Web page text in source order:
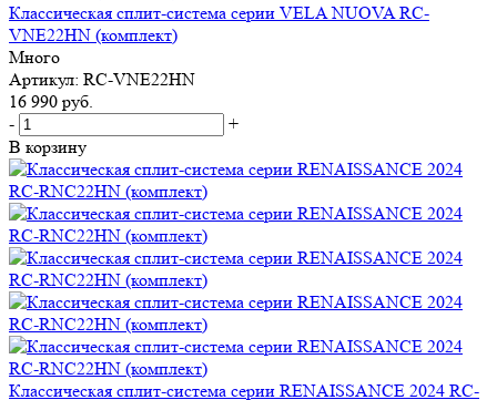
Классическая сплит-система серии VELA NUOVA RC-
VNE22HN (комплект)
Много
Артикул: RC-VNE22HN
16 990 руб.
-
+
В корзину
Классическая сплит-система серии RENAISSANCE 2024 RC-